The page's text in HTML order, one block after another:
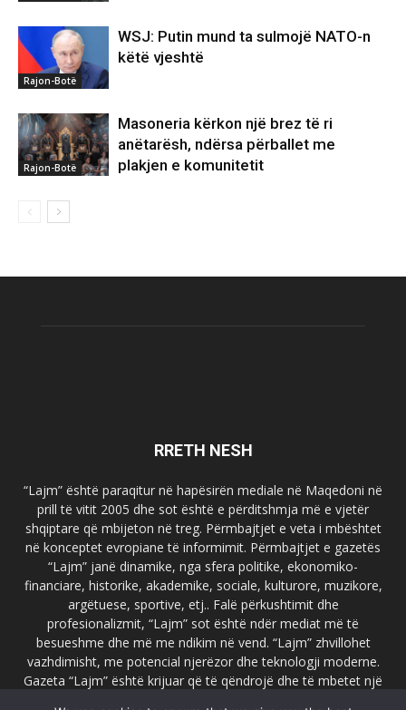
Rajon-Botë
WSJ: Putin mund ta sulmojë NATO-n
këtë vjeshtë
Rajon-Botë
Masoneria kërkon një brez të ri
anëtarësh, ndërsa përballet me
plakjen e komunitetit
RRETH NESH
“Lajm” është paraqitur në hapësirën mediale në Maqedoni në
prill të vitit 2005 dhe sot është e përditshmja më e vjetër
shqiptare që mbijeton në treg. Përmbajtjet e veta i mbështet
në konceptet evropiane të informimit. Përmbajtjet e gazetës
“Lajm” janë dinamike, nga sfera politike, ekonomiko-
financiare, historike, akademike, sociale, kulturore, muzikore,
argëtuese, sportive, etj.. Falë përkushtimit dhe
profesionalizmit, “Lajm” sot është ndër mediat më të
besueshme dhe më me ndikim në vend. “Lajm” zhvillohet
vazhdimisht, me potencial njerëzor dhe teknologji moderne.
Gazeta “Lajm” është krijuar që të qëndrojë dhe të mbetet një